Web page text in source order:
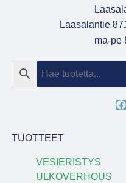
Laasalantie
ma-pe
TUOTTEET
VESIERISTYS
ULKOVERHOUS